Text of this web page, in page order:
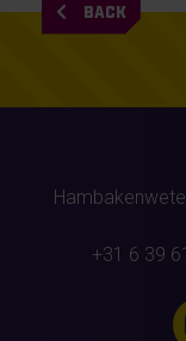
BACK
+31 6 39